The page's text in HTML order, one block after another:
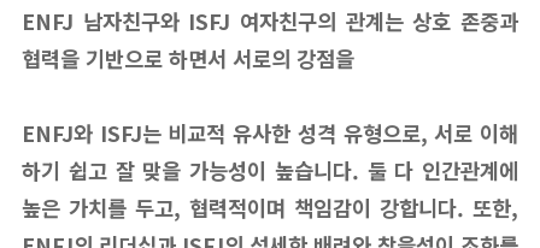
ENFJ 남자친구와 ISFJ 여자친구의 관계는 상호 존중과
협력을 기반으로 하면서 서로의 강점을
ENFJ와 ISFJ는 비교적 유사한 성격 유형으로, 서로 이해
하기 쉽고 잘 맞을 가능성이 높습니다. 둘 다 인간관계에
높은 가치를 두고, 협력적이며 책임감이 강합니다. 또한,